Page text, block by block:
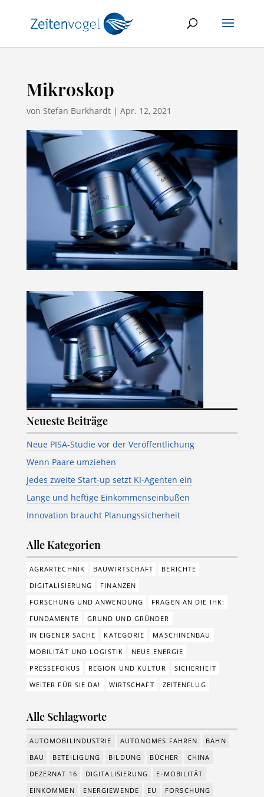
Mikroskop
von Stefan Burkhardt| Apr. 12, 2021
Neueste Beiträge
Neue PISA-Studie vor der Veröffentlichung
Wenn Paare umziehen
Jedes zweite Start-up setzt KI-Agenten ein
Lange und heftige Einkommenseinbußen
Innovation braucht Planungssicherheit
Alle Kategorien
AGRARTECHNIK BAUWIRTSCHAFT
BERICHTE
DIGITALISIERUNG
FINANZEN
FORSCHUNG UND ANWENDUNG
FRAGEN AN DIE IHK:
FUNDAMENTE
GRUND UND GRÜNDER
IN EIGENER SACHE
KATEGORIE
MASCHINENBAU
MOBILITÄT UND LOGISTIK
NEUE ENERGIE
PRESSEFOKUS
REGION UND KULTUR
SICHERHEIT
WEITER FÜR SIE DA!
WIRTSCHAFT ZEITENFLUG
Alle Schlagworte
AUTOMOBILINDUSTRIE AUTONOMES FAHREN
BAHN
BAU
BETEILIGUNG BILDUNG BÜCHER
CHINA
DEZERNAT 16
DIGITALISIERUNG
E-MOBILITÄT
EINKOMMEN
ENERGIEWENDE EU
FORSCHUNG